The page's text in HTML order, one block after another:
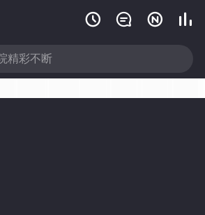
   